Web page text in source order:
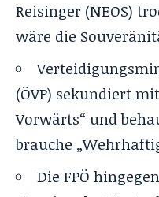
Reisinger (NEOS)
wäre die
(ÖVP) sekundiert
Vorwärts“ und
brauche
Die FPÖ